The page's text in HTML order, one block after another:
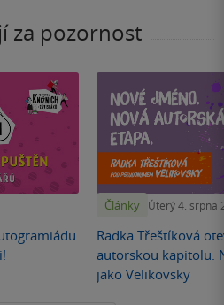
za pozornost
Články Úterý 4. srpna
Radka Třeštíková
autorskou kapitolu.
jako Velikovsky